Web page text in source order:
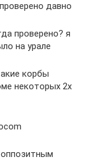
давно
проверено? я
на урале
корбы
некоторых 2х